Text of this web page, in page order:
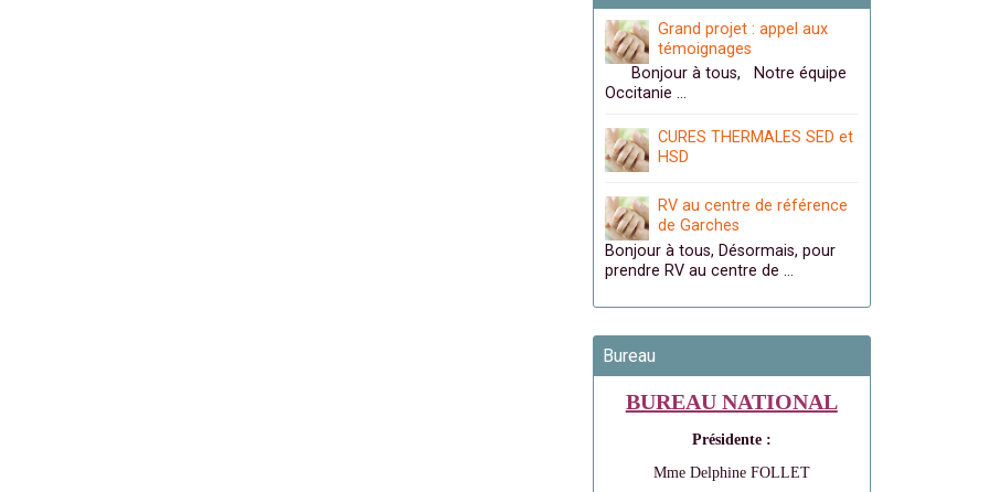
Grand projet : appel aux
témoignages
Bonjour à tous, Notre équipe
Occitanie …
CURES THERMALES SED et
HSD
RV au centre de référence
de Garches
Bonjour à tous, Désormais, pour
prendre RV au centre de …
Bureau
BUREAU NATIONAL
Présidente :
Mme Delphine FOLLET